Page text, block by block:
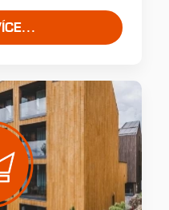
trvale vystavené